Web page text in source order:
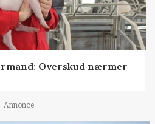
Overskud nærmer
Annonce